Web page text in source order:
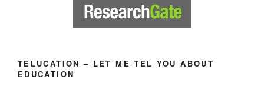
TELUCATION – LET ME TEL YOU ABOUT
EDUCATION